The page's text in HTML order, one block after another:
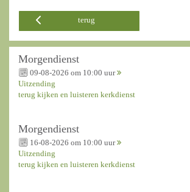
terug
Morgendienst
09-08-2026 om 10:00 uur
Uitzending
terug kijken en luisteren kerkdienst
Morgendienst
16-08-2026 om 10:00 uur
Uitzending
terug kijken en luisteren kerkdienst